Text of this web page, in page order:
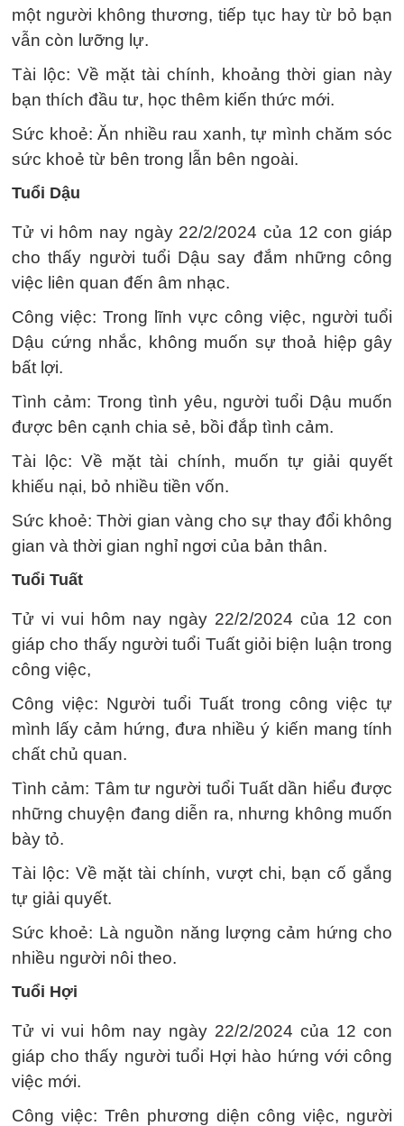
một người không thương, tiếp tục hay từ bỏ bạn
vẫn còn lưỡng lự.
Tài lộc: Về mặt tài chính, khoảng thời gian này
bạn thích đầu tư, học thêm kiến thức mới.
Sức khoẻ: Ăn nhiều rau xanh, tự mình chăm sóc
sức khoẻ từ bên trong lẫn bên ngoài.
Tuổi Dậu
Tử vi hôm nay ngày 22/2/2024 của 12 con giáp
cho thấy người tuổi Dậu say đắm những công
việc liên quan đến âm nhạc.
Công việc: Trong lĩnh vực công việc, người tuổi
Dậu cứng nhắc, không muốn sự thoả hiệp gây
bất lợi.
Tình cảm: Trong tình yêu, người tuổi Dậu muốn
được bên cạnh chia sẻ, bồi đắp tình cảm.
Tài lộc: Về mặt tài chính, muốn tự giải quyết
khiếu nại, bỏ nhiều tiền vốn.
Sức khoẻ: Thời gian vàng cho sự thay đổi không
gian và thời gian nghỉ ngơi của bản thân.
Tuổi Tuất
Tử vi vui hôm nay ngày 22/2/2024 của 12 con
giáp cho thấy người tuổi Tuất giỏi biện luận trong
công việc,
Công việc: Người tuổi Tuất trong công việc tự
mình lấy cảm hứng, đưa nhiều ý kiến mang tính
chất chủ quan.
Tình cảm: Tâm tư người tuổi Tuất dần hiểu được
những chuyện đang diễn ra, nhưng không muốn
bày tỏ.
Tài lộc: Về mặt tài chính, vượt chi, bạn cố gắng
tự giải quyết.
Sức khoẻ: Là nguồn năng lượng cảm hứng cho
nhiều người nôi theo.
Tuổi Hợi
Tử vi vui hôm nay ngày 22/2/2024 của 12 con
giáp cho thấy người tuổi Hợi hào hứng với công
việc mới.
Công việc: Trên phương diện công việc, người